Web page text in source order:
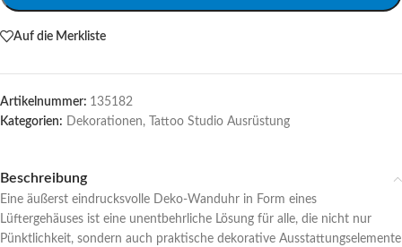
Auf die Merkliste
Artikelnummer: 135182
Kategorien: Dekorationen, Tattoo Studio Ausrüstung
Beschreibung
Eine äußerst eindrucksvolle Deko-Wanduhr in Form eines
Lüftergehäuses ist eine unentbehrliche Lösung für alle, die nicht nur
Pünktlichkeit, sondern auch praktische dekorative Ausstattungselemente